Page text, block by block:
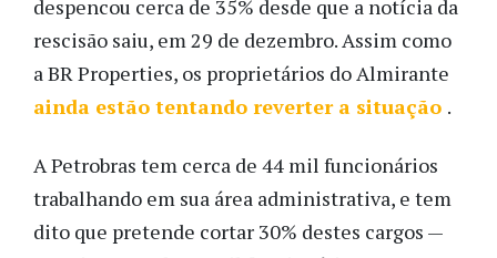
despencou cerca de 35% desde que a notícia da
rescisão saiu, em 29 de dezembro. Assim como
a BR Properties, os proprietários do Almirante
ainda estão tentando reverter a situação .
A Petrobras tem cerca de 44 mil funcionários
trabalhando em sua área administrativa, e tem
dito que pretende cortar 30% destes cargos —